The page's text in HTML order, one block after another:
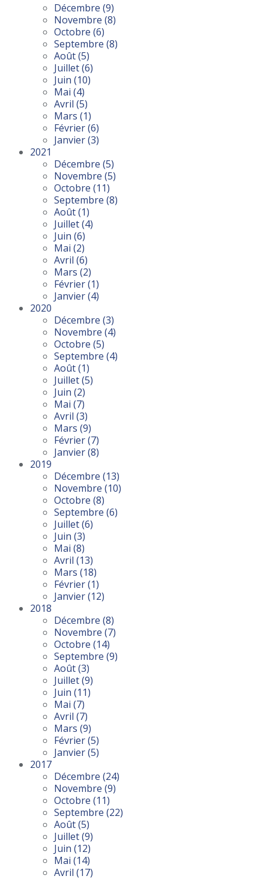
Décembre (9)
Novembre (8)
Octobre (6)
Septembre (8)
Août(5)
Juillet(6)
Juin (10)
Mai (4)
Avril (5)
Mars (1)
Février(6)
Janvier(3)
2021
Décembre (5)
Novembre (5)
Octobre (11)
Septembre (8)
Août(1)
Juillet(4)
Juin (6)
Mai (2)
Avril (6)
Mars (2)
Février(1)
Janvier(4)
2020
Décembre (3)
Novembre (4)
Octobre (5)
Septembre (4)
Août(1)
Juillet(5)
Juin (2)
Mai (7)
Avril (3)
Mars (9)
Février(7)
Janvier(8)
2019
Décembre (13)
Novembre (10)
Octobre (8)
Septembre (6)
Juillet(6)
Juin (3)
Mai (8)
Avril (13)
Mars (18)
Février(1)
Janvier(12)
2018
Décembre (8)
Novembre (7)
Octobre (14)
Septembre (9)
Août(3)
Juillet(9)
Juin (11)
Mai (7)
Avril (7)
Mars (9)
Février(5)
Janvier(5)
2017
Décembre (24)
Novembre (9)
Octobre (11)
Septembre (22)
Août(5)
Juillet(9)
Juin (12)
Mai (14)
Avril (17)